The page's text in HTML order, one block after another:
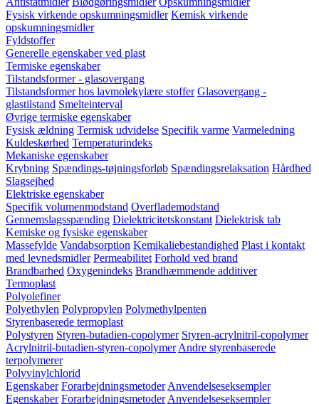
Fysisk virkende opskumningsmidler Kemisk virkende
opskumningsmidler
Fyldstoffer
Generelle egenskaber ved plast
Termiske egenskaber
Tilstandsformer - glasovergang
Tilstandsformer hos lavmolekylære stoffer Glasovergang -
glastilstand Smelteinterval
Øvrige termiske egenskaber
Fysisk ældning Termisk udvidelse Specifik varme Varmeledning
Kuldeskørhed Temperaturindeks
Mekaniske egenskaber
Krybning Spændings-tøjningsforløb Spændingsrelaksation Hårdhed
Slagsejhed
Elektriske egenskaber
Specifik volumenmodstand Overflademodstand
Gennemslagsspænding Dielektricitetskonstant Dielektrisk tab
Kemiske og fysiske egenskaber
Massefylde Vandabsorption Kemikaliebestandighed Plast i kontakt
med levnedsmidler Permeabilitet Forhold ved brand
Brandbarhed Oxygenindeks Brandhæmmende additiver
Termoplast
Polyolefiner
Polyethylen Polypropylen Polymethylpenten
Styrenbaserede termoplast
Polystyren Styren-butadien-copolymer Styren-acrylnitril-copolymer
Acrylnitril-butadien-styren-copolymer Andre styrenbaserede
terpolymerer
Polyvinylchlorid
Egenskaber Forarbejdningsmetoder Anvendelseseksempler
Egenskaber Forarbejdningsmetoder Anvendelseseksempler